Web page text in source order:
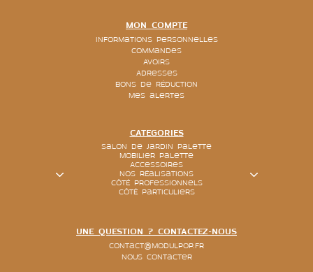
MON COMPTE
Informations personnelles
Commandes
Avoirs
Adresses
Bons de réduction
Mes alertes
CATEGORIES
Salon de jardin palette
Mobilier palette
Accessoires
Nos réalisations
Côté Professionnels
Côté particuliers
UNE QUESTION ? CONTACTEZ-NOUS
contact@modulpop.fr
Nous contacter